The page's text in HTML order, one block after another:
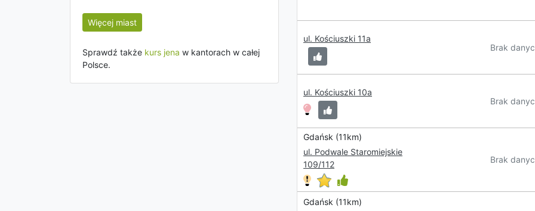
Więcej miast
Sprawdź także kurs jena w kantorach w całej
Polsce.
ul. Kościuszki 11a
Brak
ul. Kościuszki 10a
Brak
Gdańsk (11km)
ul. Podwale Staromiejskie
109/112
Brak
Gdańsk (11km)